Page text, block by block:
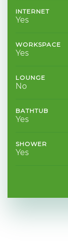
INTERNET
Yes
WORKSPACE
Yes
LOUNGE
No
BATHTUB
Yes
SHOWER
Yes